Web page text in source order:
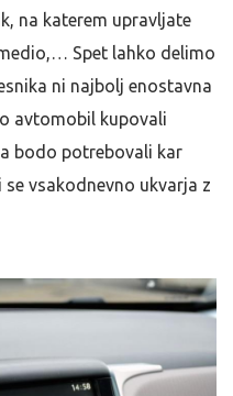
na katerem upravljate
Spet lahko delimo
ni najbolj enostavna
avtomobil kupovali
bodo potrebovali kar
vsakodnevno ukvarja z